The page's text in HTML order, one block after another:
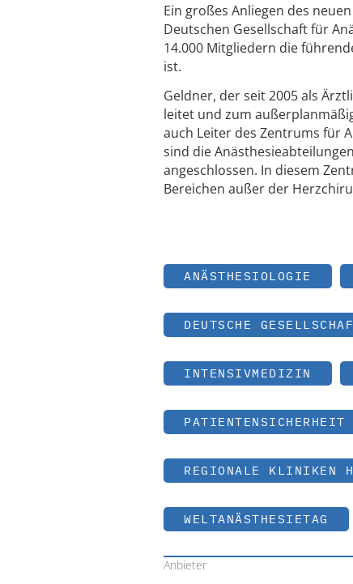
Ein großes Anliegen des
Deutschen Gesellschaft für
14.000 Mitgliedern die
ist.
Geldner, der seit 2005 als
leitet und zum
auch Leiter des Zentrums für
sind die
angeschlossen. In diesem
Bereichen außer der
ANÄSTHESIOLOGIE
DEUTSCHE
INTENSIVMEDIZIN
PATIENTENSICHERHEIT
REGIONALE KLINIKEN
WELTANÄSTHESIETAG
Anbieter